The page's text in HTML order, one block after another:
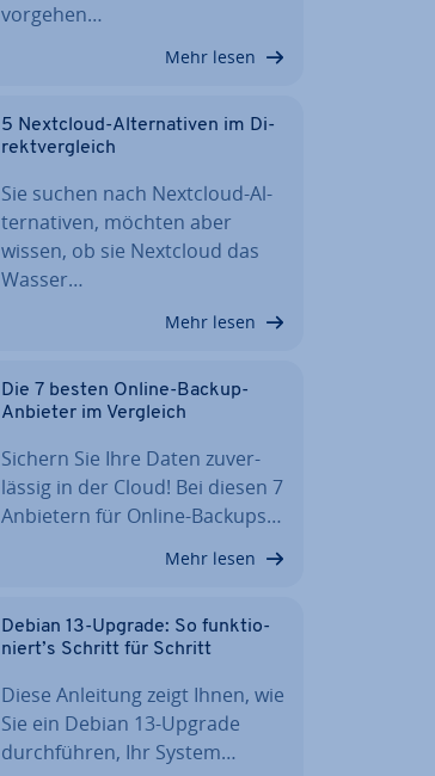
vorgehen…
Mehr lesen
5 Nextcloud-Al­ter­na­ti­ven im Di­
rekt­ver­gleich
Sie suchen nach Nextcloud-Al­
ter­na­ti­ven, möchten aber
wissen, ob sie Nextcloud das
Wasser…
Mehr lesen
Die 7 besten Online-Backup-
Anbieter im Vergleich
Sichern Sie Ihre Daten zu­ver­
läs­sig in der Cloud! Bei diesen 7
Anbietern für Online-Backups…
Mehr lesen
Debian 13-Upgrade: So funk­tio­
niert’s Schritt für Schritt
Diese Anleitung zeigt Ihnen, wie
Sie ein Debian 13-Upgrade
durch­füh­ren, Ihr System…